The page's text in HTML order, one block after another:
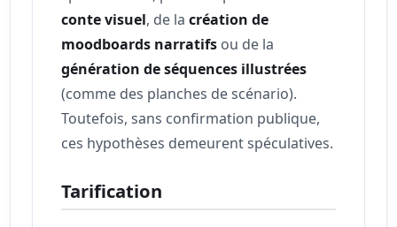
conte visuel, de lacréation de
moodboards narratifs ou de la
génération de séquences illustrées
(comme des planches de scénario).
Toutefois, sans confirmation publique,
ces hypothèses demeurent spéculatives.
Tarification